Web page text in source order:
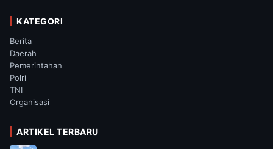
KATEGORI
Berita
Daerah
Pemerintahan
Polri
TNI
Organisasi
ARTIKEL TERBARU